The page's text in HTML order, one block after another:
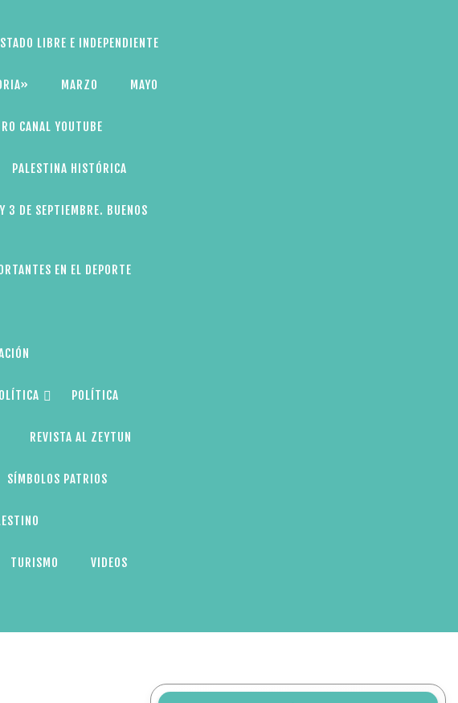
LIBRE E INDEPENDIENTE
MARZO MAYO
CANAL YOUTUBE
PALESTINA HISTÓRICA
3 DE SEPTIEMBRE. BUENOS
EN EL DEPORTE
POLÍTICA
REVISTA AL ZEYTUN
SÍMBOLOS PATRIOS
TURISMO VIDEOS